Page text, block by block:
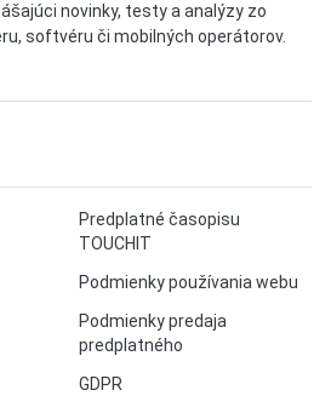
novinky, testy a analýzy zo
softvéru či mobilných operátorov.
Predplatné časopisu
TOUCHIT
Podmienky používania webu
Podmienky predaja
predplatného
GDPR